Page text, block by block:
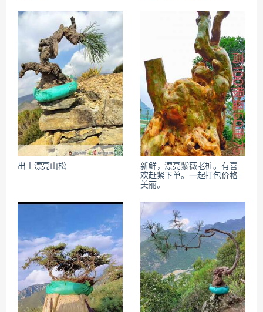
出土漂亮山松
新鲜，漂亮紫薇老桩。有喜
欢赶紧下单。一起打包价格
美丽。